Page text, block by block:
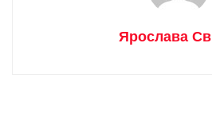
Ярослава